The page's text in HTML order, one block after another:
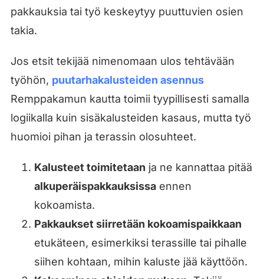
pakkauksia tai työ keskeytyy puuttuvien osien
takia.
Jos etsit tekijää nimenomaan ulos tehtävään
työhön, puutarhakalusteiden asennus
Remppakamun kautta toimii tyypillisesti samalla
logiikalla kuin sisäkalusteiden kasaus, mutta työ
huomioi pihan ja terassin olosuhteet.
Kalusteet toimitetaan ja ne kannattaa pitää
alkuperäispakkauksissaennen
kokoamista.
Pakkaukset siirretään kokoamispaikkaan
etukäteen, esimerkiksi terassille tai pihalle
siihen kohtaan, mihin kaluste jää käyttöön.